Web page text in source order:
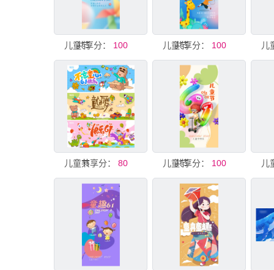
儿童节
共享分： 100 儿童节
共享分： 100 儿
儿童节共享分： 80 儿童节
共享分： 100 儿